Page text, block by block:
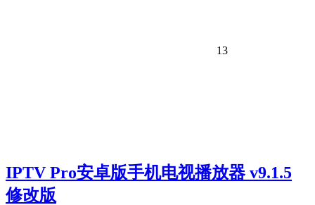
13
IPTV Pro安卓版手机电视播放器 v9.1.5
修改版